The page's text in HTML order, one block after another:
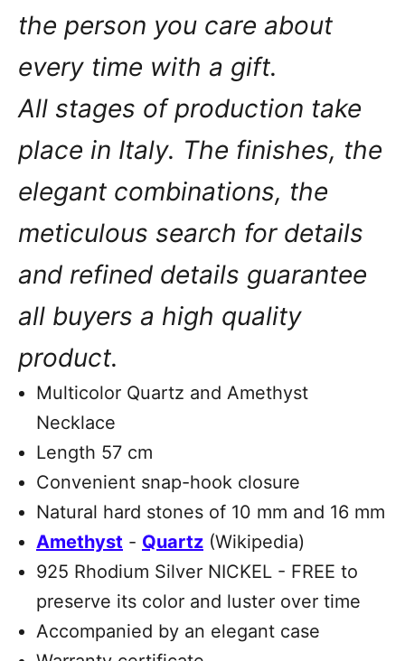
the person you care about
every time with a gift.
All stages of production take
place in Italy. The finishes, the
elegant combinations, the
meticulous search for details
and refined details guarantee
all buyers a high quality
product.
Multicolor Quartz and Amethyst
Necklace
Length 57 cm
Convenient snap-hook closure
Natural hard stones of 10 mm and 16 mm
Amethyst - Quartz (Wikipedia)
925 Rhodium Silver NICKEL - FREE to
preserve its color and luster over time
Accompanied by an elegant case